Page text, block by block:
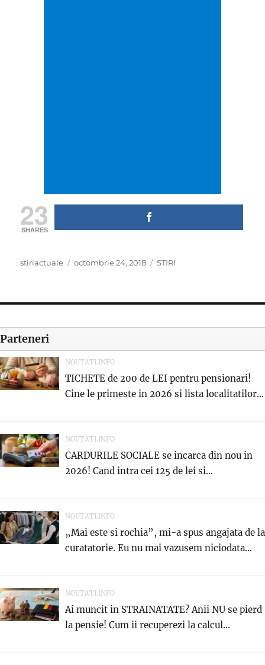
23
SHARES
Author
stiriactuale
Posted
octombrie 24, 2018 Categories
STIRI
Parteneri
NOUTATI.INFO
TICHETE de 200 de LEI pentru pensionari!
Cine le primeste in 2026 si lista localitatilor...
NOUTATI.INFO
CARDURILE SOCIALE se incarca din nou in
2026! Cand intra cei 125 de lei si...
NOUTATI.INFO
„Mai este si rochia”, mi-a spus angajata de la
curatatorie. Eu nu mai vazusem niciodata...
NOUTATI.INFO
Ai muncit in STRAINATATE? Anii NU se pierd
la pensie! Cum ii recuperezi la calcul...